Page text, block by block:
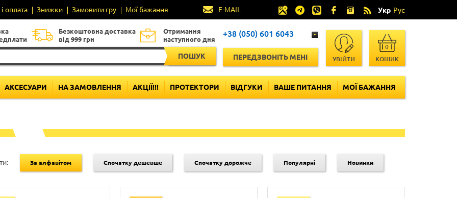
оплата Знижки Замовити гру Мої бажання E-MAIL Укр Рус
Безкоштовна доставка
від 999 грн
Отримання
наступного дня
ПОШУК
+38 (050) 601 6043
ПЕРЕДЗВОНІТЬ МЕНІ УВІЙТИ КОШИК
0
АКСЕСУАРИ НА ЗАМОВЛЕННЯ АКЦІЇ!!! ПРОТЕКТОРИ ВІДГУКИ ВАШЕ ПИТАННЯ МОЇ БАЖАННЯ
За алфавітом Спочатку дешевше Спочатку дорожче Популярні Новинки